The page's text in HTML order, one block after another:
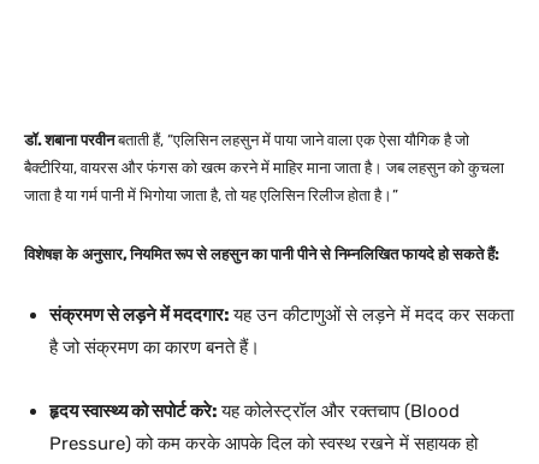
डॉ. शबाना परवीनबताती हैं, “एलिसिन लहसुन में पाया जाने वाला एक ऐसा यौगिक है जो
बैक्टीरिया, वायरस और फंगस को खत्म करने में माहिर माना जाता है। जब लहसुन को कुचला
जाता है या गर्म पानी में भिगोया जाता है, तो यह एलिसिन रिलीज होता है।”
विशेषज्ञ के अनुसार, नियमित रूप से लहसुन का पानी पीने से निम्नलिखित फायदे हो सकते हैं:
संक्रमण से लड़ने में मददगार:यह उन कीटाणुओं से लड़ने में मदद कर सकता
है जो संक्रमण का कारण बनते हैं।
हृदय स्वास्थ्य को सपोर्ट करे:यह कोलेस्ट्रॉल और रक्तचाप (Blood
Pressure) को कम करके आपके दिल को स्वस्थ रखने में सहायक हो